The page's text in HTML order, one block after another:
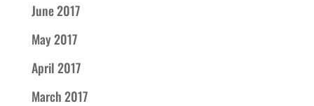
June 2017
May 2017
April 2017
March 2017